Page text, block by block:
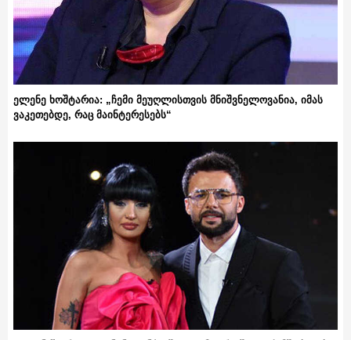
ელენე ხოშტარია: „ჩემი მეუღლისთვის მნიშვნელოვანია, იმას
ვაკეთებდე, რაც მაინტერესებს“